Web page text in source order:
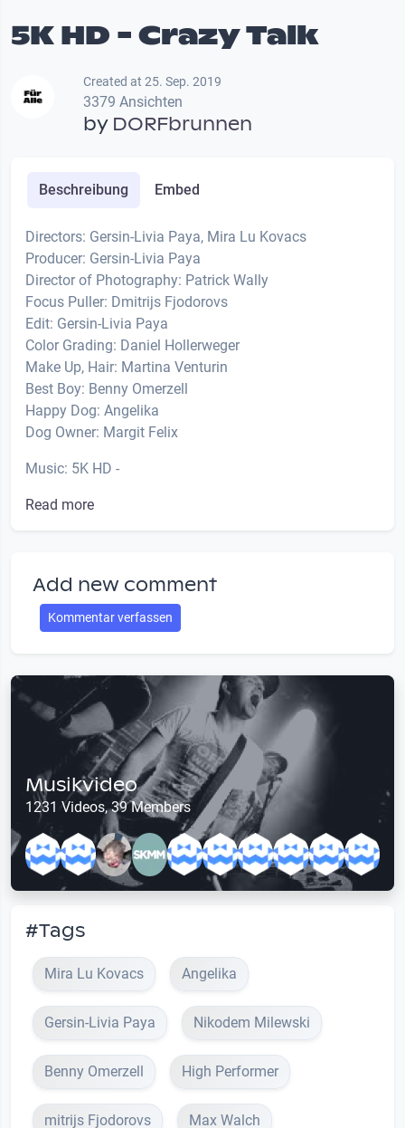
5K HD - Crazy Talk
Created at 25. Sep. 2019
3379 Ansichten
by DORFbrunnen
Beschreibung Embed
Directors: Gersin-Livia Paya, Mira Lu Kovacs
Producer: Gersin-Livia Paya
Director of Photography: Patrick Wally
Focus Puller: Dmitrijs Fjodorovs
Edit: Gersin-Livia Paya
Color Grading: Daniel Hollerweger
Make Up, Hair: Martina Venturin
Best Boy: Benny Omerzell
Happy Dog: Angelika
Dog Owner: Margit Felix
Music: 5K HD -
Read more
Add new comment
Kommentar verfassen
Musikvideo
1231 Videos, 39 Members
#Tags
Mira Lu Kovacs Angelika
Gersin-Livia Paya Nikodem Milewski
Benny Omerzell High Performer
mitrijs Fjodorovs Max Walch